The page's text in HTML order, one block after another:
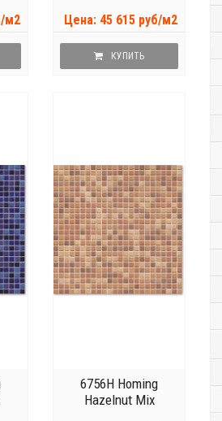
м2 Цена: 45 615 руб/м2
КУПИТЬ
6756H Homing
Hazelnut Mix